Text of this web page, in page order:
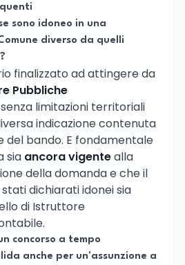
sono idoneo in una
diverso da quelli
finalizzato ad attingere da
Pubbliche
limitazioni territoriali
indicazione contenuta
del bando. E fondamentale
sia ancora vigentealla
della domanda e che il
dichiarati idonei sia
di Istruttore
concorso a tempo
anche per un'assunzione a